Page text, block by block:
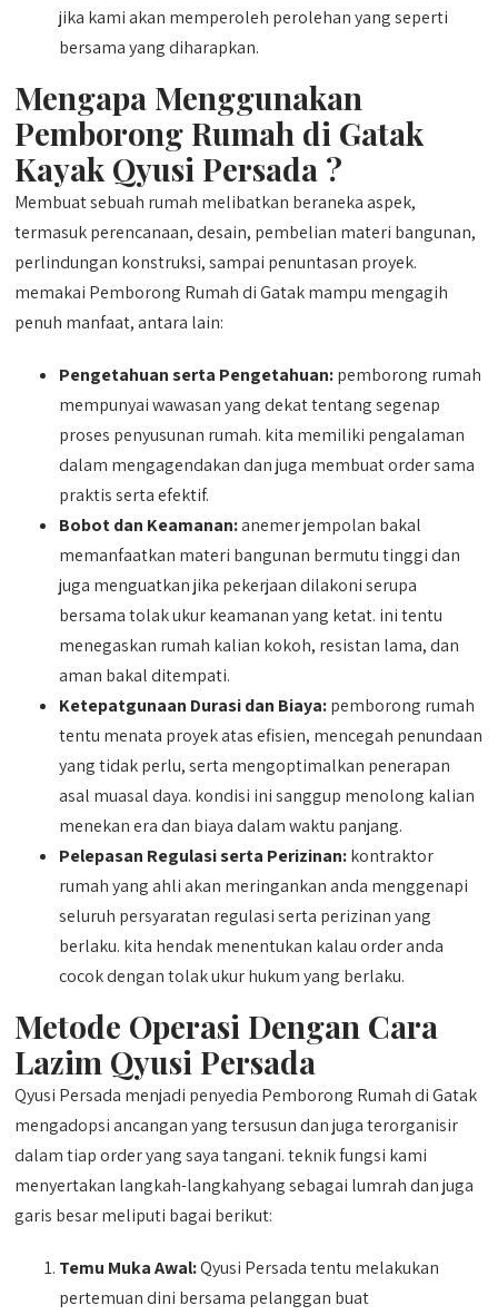
jika kami akan memperoleh perolehan yang seperti
bersama yang diharapkan.
Mengapa Menggunakan
Pemborong Rumah di Gatak
Kayak Qyusi Persada ?
Membuat sebuah rumah melibatkan beraneka aspek,
termasuk perencanaan, desain, pembelian materi bangunan,
perlindungan konstruksi, sampai penuntasan proyek.
memakai Pemborong Rumah di Gatak mampu mengagih
penuh manfaat, antara lain:
Pengetahuan serta Pengetahuan:pemborong rumah
mempunyai wawasan yang dekat tentang segenap
proses penyusunan rumah. kita memiliki pengalaman
dalam mengagendakan dan juga membuat order sama
praktis serta efektif.
Bobot dan Keamanan:anemer jempolan bakal
memanfaatkan materi bangunan bermutu tinggi dan
juga menguatkan jika pekerjaan dilakoni serupa
bersama tolak ukur keamanan yang ketat. ini tentu
menegaskan rumah kalian kokoh, resistan lama, dan
aman bakal ditempati.
Ketepatgunaan Durasi dan Biaya:pemborong rumah
tentu menata proyek atas efisien, mencegah penundaan
yang tidak perlu, serta mengoptimalkan penerapan
asal muasal daya. kondisi ini sanggup menolong kalian
menekan era dan biaya dalam waktu panjang.
Pelepasan Regulasi serta Perizinan:kontraktor
rumah yang ahli akan meringankan anda menggenapi
seluruh persyaratan regulasi serta perizinan yang
berlaku. kita hendak menentukan kalau order anda
cocok dengan tolak ukur hukum yang berlaku.
Metode Operasi Dengan Cara
Lazim Qyusi Persada
Qyusi Persada menjadi penyedia Pemborong Rumah di Gatak
mengadopsi ancangan yang tersusun dan juga terorganisir
dalam tiap order yang saya tangani. teknik fungsi kami
menyertakan langkah-langkahyang sebagai lumrah dan juga
garis besar meliputi bagai berikut:
Temu Muka Awal:Qyusi Persada tentu melakukan
pertemuan dini bersama pelanggan buat